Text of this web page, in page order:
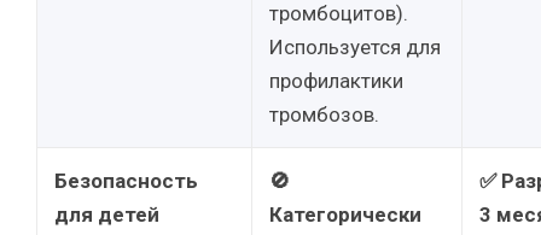
тромбоцитов).
Используется для
профилактики
тромбозов.
Безопасность
для детей
🚫
Категорически
✅
3